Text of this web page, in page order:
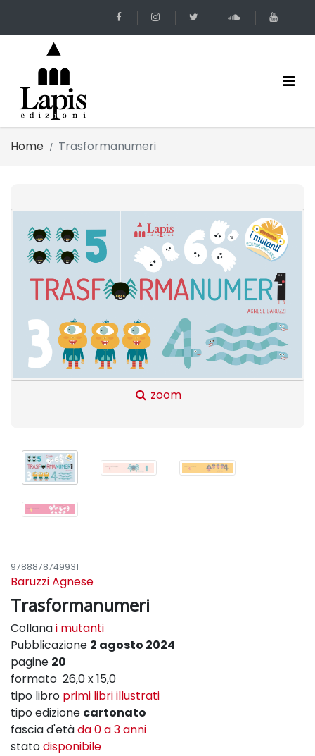
Home Trasformanumeri
zoom
9788878749931
Baruzzi Agnese
Trasformanumeri
Collanai mutanti
Pubblicazione 2 agosto 2024
pagine 20
formato 26,0 x 15,0
tipo libro primi libri illustrati
tipo edizione cartonato
fascia d'etàda 0 a 3 anni
statodisponibile